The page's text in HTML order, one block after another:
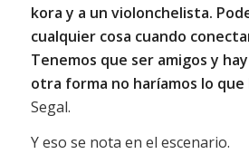
kora y a un violonchelista.
cualquier cosa cuando
Tenemos que ser amigos y
otra forma no haríamos lo que
Segal.
Y eso se nota en el escenario.